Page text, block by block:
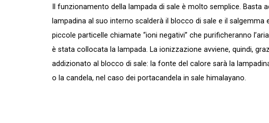
Il funzionamento della lampada di sale è molto semplice. Basta
lampadina al suo interno scalderà il blocco di sale e il salgemma
piccole particelle chiamate “ioni negativi” che purificheranno
è stata collocata la lampada. La ionizzazione avviene, quindi,
addizionato al blocco di sale: la fonte del calore sarà la
o la candela, nel caso dei portacandela in sale himalayano.